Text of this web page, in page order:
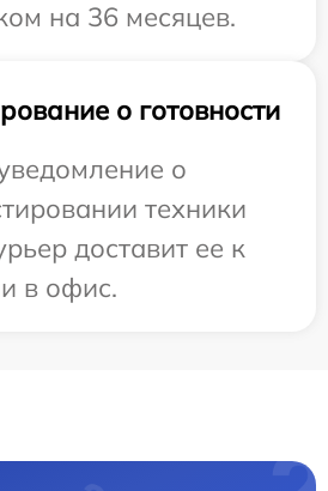
на 36 месяцев.
о готовности
о
техники
доставит ее к
в офис.